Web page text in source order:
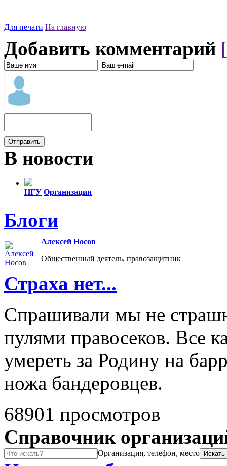
Для печати На главную
Добавить комментарий
В новости
НГУ Организации
Блоги
Алексей Носов
Общественный деятель, правозащитник
Страха нет...
Спрашивали мы не
пулями правосеков. Все
умереть за Родину на
ножа бандеровцев.
68901 просмотров
Справочник
Организация, телефон, место